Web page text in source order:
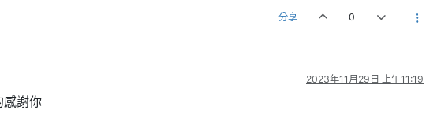
分享 0
2023年11月29日 上午11:19
感謝你